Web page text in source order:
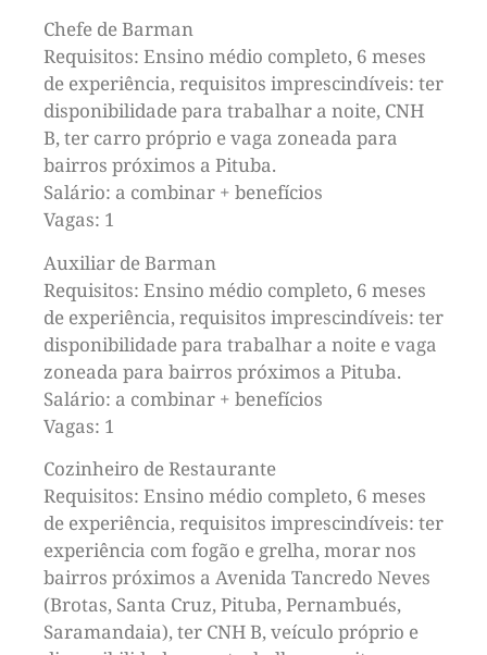
Chefe de Barman
Requisitos: Ensino médio completo, 6 meses
de experiência, requisitos imprescindíveis: ter
disponibilidade para trabalhar a noite, CNH
B, ter carro próprio e vaga zoneada para
bairros próximos a Pituba.
Salário: a combinar + benefícios
Vagas: 1
Auxiliar de Barman
Requisitos: Ensino médio completo, 6 meses
de experiência, requisitos imprescindíveis: ter
disponibilidade para trabalhar a noite e vaga
zoneada para bairros próximos a Pituba.
Salário: a combinar + benefícios
Vagas: 1
Cozinheiro de Restaurante
Requisitos: Ensino médio completo, 6 meses
de experiência, requisitos imprescindíveis: ter
experiência com fogão e grelha, morar nos
bairros próximos a Avenida Tancredo Neves
(Brotas, Santa Cruz, Pituba, Pernambués,
Saramandaia), ter CNH B, veículo próprio e